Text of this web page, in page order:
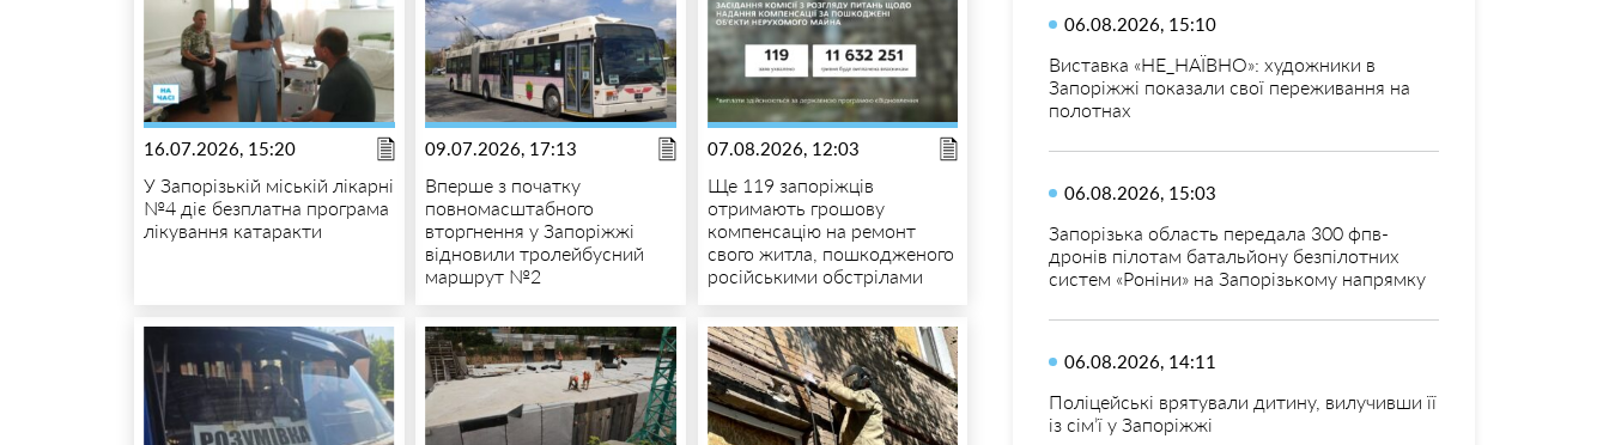
16.07.2026, 15:20
У Запорізькій міській лікарні
№4 діє безплатна програма
лікування катаракти
09.07.2026, 17:13
Вперше з початку
повномасштабного
вторгнення у Запоріжжі
відновили тролейбусний
маршрут №2
07.08.2026, 12:03
Ще 119 запоріжців
отримають грошову
компенсацію на ремонт
свого житла, пошкодженого
російськими обстрілами
06.08.2026, 15:10
Виставка «НЕ_НАЇВНО»: художники в
Запоріжжі показали свої переживання на
полотнах
06.08.2026, 15:03
Запорізька область передала 300 фпв-
дронів пілотам батальйону безпілотних
систем «Роніни» на Запорізькому напрямку
06.08.2026, 14:11
Поліцейські врятували дитину, вилучивши її
із сім’ї у Запоріжжі